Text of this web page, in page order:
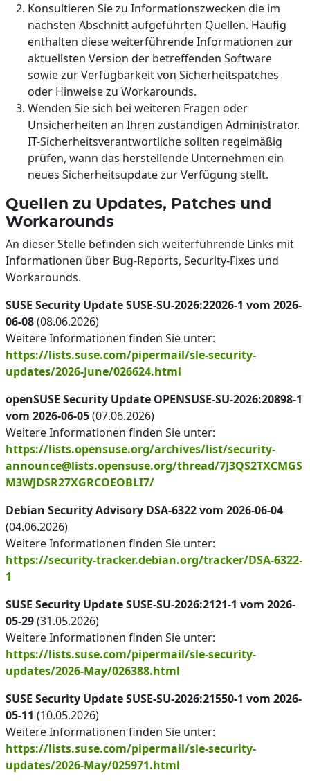
Konsultieren Sie zu Informationszwecken die im
nächsten Abschnitt aufgeführten Quellen. Häufig
enthalten diese weiterführende Informationen zur
aktuellsten Version der betreffenden Software
sowie zur Verfügbarkeit von Sicherheitspatches
oder Hinweise zu Workarounds.
Wenden Sie sich bei weiteren Fragen oder
Unsicherheiten an Ihren zuständigen Administrator.
IT-Sicherheitsverantwortliche sollten regelmäßig
prüfen, wann das herstellende Unternehmen ein
neues Sicherheitsupdate zur Verfügung stellt.
Quellen zu Updates, Patches und
Workarounds
An dieser Stelle befinden sich weiterführende Links mit
Informationen über Bug-Reports, Security-Fixes und
Workarounds.
SUSE Security Update SUSE-SU-2026:22026-1 vom 2026-
06-08(08.06.2026)
Weitere Informationen finden Sie unter:
https://lists.suse.com/pipermail/sle-security-
updates/2026-June/026624.html
openSUSE Security Update OPENSUSE-SU-2026:20898-1
vom 2026-06-05(07.06.2026)
Weitere Informationen finden Sie unter:
https://lists.opensuse.org/archives/list/security-
announce@lists.opensuse.org/thread/7J3QS2TXCMGS
M3WJDSR27XGRCOEOBLI7/
Debian Security Advisory DSA-6322 vom 2026-06-04
(04.06.2026)
Weitere Informationen finden Sie unter:
https://security-tracker.debian.org/tracker/DSA-6322-
1
SUSE Security Update SUSE-SU-2026:2121-1 vom 2026-
05-29(31.05.2026)
Weitere Informationen finden Sie unter:
https://lists.suse.com/pipermail/sle-security-
updates/2026-May/026388.html
SUSE Security Update SUSE-SU-2026:21550-1 vom 2026-
05-11 (10.05.2026)
Weitere Informationen finden Sie unter:
https://lists.suse.com/pipermail/sle-security-
updates/2026-May/025971.html